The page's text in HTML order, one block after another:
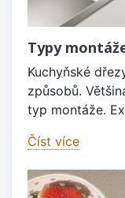
Typy
Kuchyňské
způsobů.
typ montáže.
Číst více